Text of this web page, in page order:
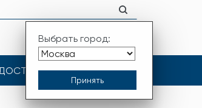
Выбрать город:
ДОСТАВКА КОНТАКТЫ